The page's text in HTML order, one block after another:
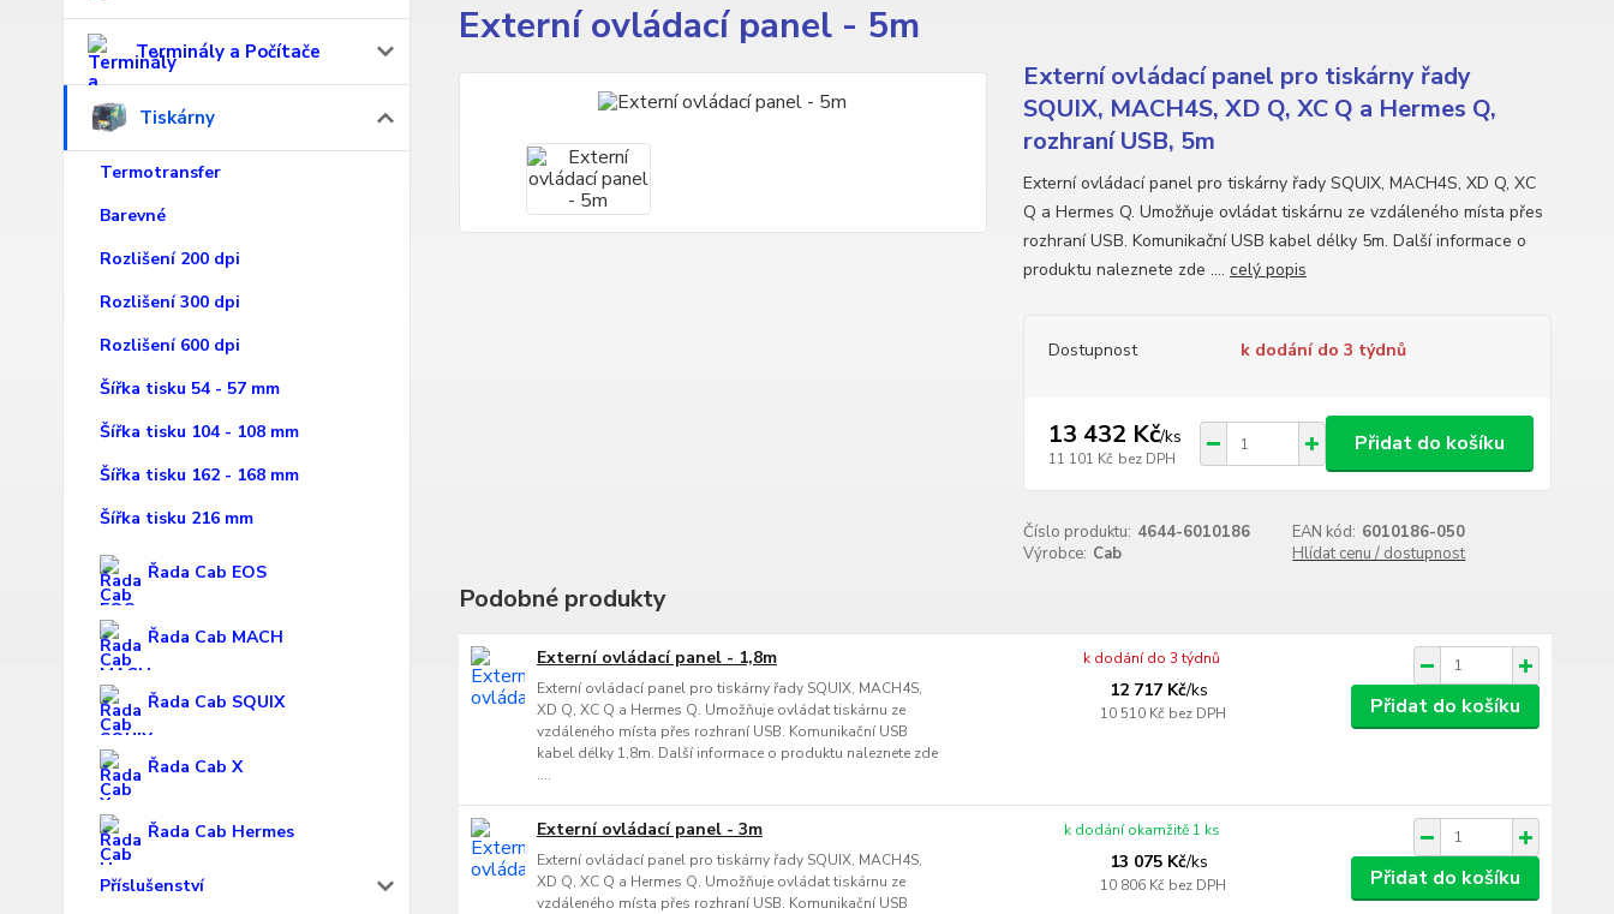
Terminály a Počítače
Tiskárny
Termotransfer
Barevné
Rozlišení 200 dpi
Rozlišení 300 dpi
Rozlišení 600 dpi
Šířka tisku 54 - 57 mm
Šířka tisku 104 - 108 mm
Šířka tisku 162 - 168 mm
Šířka tisku 216 mm
Řada Cab EOS
Řada Cab MACH
Řada Cab SQUIX
Řada Cab X
Řada Cab Hermes
Příslušenství
Externí ovládací panel - 5m
Externí ovládací panel pro tiskárny řady
SQUIX, MACH4S, XD Q, XC Q a Hermes Q,
rozhraní USB, 5m
Externí ovládací panel pro tiskárny řady SQUIX, MACH4S, XD Q, XC
Q a Hermes Q. Umožňuje ovládat tiskárnu ze vzdáleného místa přes
rozhraní USB. Komunikační USB kabel délky 5m. Další informace o
produktu naleznete zde .... celý popis
Dostupnost k dodání do 3 týdnů
13 432 Kč/ks
11 101 Kč bez DPH
Přidat do košíku
Číslo produktu: 4644-6010186 EAN kód: 6010186-050
Výrobce: Cab Hlídat cenu / dostupnost
Podobné produkty
Externí ovládací panel - 1,8m
Externí ovládací panel pro tiskárny řady SQUIX, MACH4S,
XD Q, XC Q a Hermes Q. Umožňuje ovládat tiskárnu ze
vzdáleného místa přes rozhraní USB. Komunikační USB
kabel délky 1,8m. Další informace o produktu naleznete zde
....
12 717 Kč/ks
10 510 Kč bez DPH
k dodání do 3 týdnů
Přidat do košíku
Externí ovládací panel - 3m
Externí ovládací panel pro tiskárny řady SQUIX, MACH4S,
XD Q, XC Q a Hermes Q. Umožňuje ovládat tiskárnu ze
vzdáleného místa přes rozhraní USB. Komunikační USB
13 075 Kč/ks
10 806 Kč bez DPH
k dodání okamžitě 1 ks
Přidat do košíku